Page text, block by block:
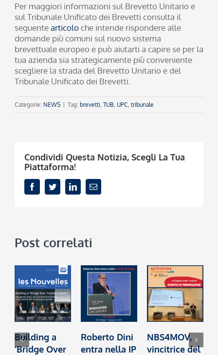
Per maggiori informazioni sul Brevetto Unitario e
sul Tribunale Unificato dei Brevetti consulta il
seguentearticoloche intende rispondere alle
domande più comuni sul nuovo sistema
brevettuale europeo e può aiutarti a capire se per la
tua azienda sia strategicamente più conveniente
scegliere la strada del Brevetto Unitario e del
Tribunale Unificato dei Brevetti.
Categorie: NEWS Tag: brevetti TUB UPC tribunale
Condividi Questa Notizia, Scegli La Tua
Piattaforma!
FacebookTwitterLinkedInEmail
Post correlati
Building a
‘Bridge Over
Roberto Dini
entra nella IP
NBS4MOV,
vincitrice del